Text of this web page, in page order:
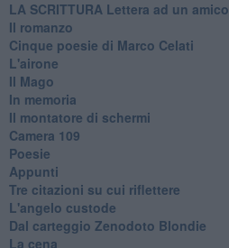
​LA SCRITTURA Lettera ad un amico
Il romanzo
Cinque poesie di Marco Celati
L'airone
Il Mago
In memoria
Il montatore di schermi
Camera 109
Poesie
Appunti
Tre citazioni su cui riflettere
L'angelo custode
Dal carteggio Zenodoto Blondie
La cena